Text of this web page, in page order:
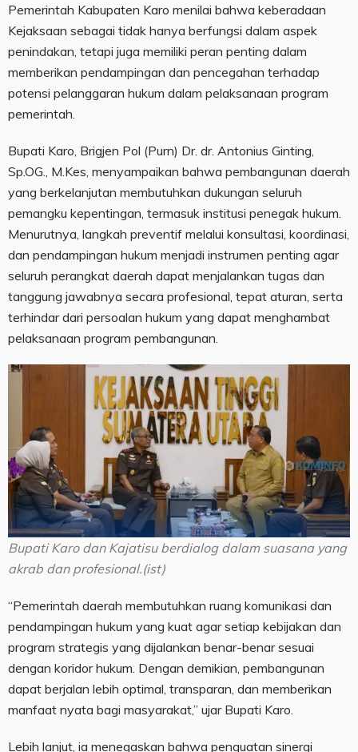
Pemerintah Kabupaten Karo menilai bahwa keberadaan
Kejaksaan sebagai tidak hanya berfungsi dalam aspek
penindakan, tetapi juga memiliki peran penting dalam
memberikan pendampingan dan pencegahan terhadap
potensi pelanggaran hukum dalam pelaksanaan program
pemerintah.
Bupati Karo, Brigjen Pol (Purn) Dr. dr. Antonius Ginting,
Sp.OG., M.Kes, menyampaikan bahwa pembangunan daerah
yang berkelanjutan membutuhkan dukungan seluruh
pemangku kepentingan, termasuk institusi penegak hukum.
Menurutnya, langkah preventif melalui konsultasi, koordinasi,
dan pendampingan hukum menjadi instrumen penting agar
seluruh perangkat daerah dapat menjalankan tugas dan
tanggung jawabnya secara profesional, tepat aturan, serta
terhindar dari persoalan hukum yang dapat menghambat
pelaksanaan program pembangunan.
Bupati Karo dan Kajatisu berdialog dalam suasana yang
akrab dan profesional.(ist)
“Pemerintah daerah membutuhkan ruang komunikasi dan
pendampingan hukum yang kuat agar setiap kebijakan dan
program strategis yang dijalankan benar-benar sesuai
dengan koridor hukum. Dengan demikian, pembangunan
dapat berjalan lebih optimal, transparan, dan memberikan
manfaat nyata bagi masyarakat,” ujar Bupati Karo.
Lebih lanjut, ia menegaskan bahwa penguatan sinergi